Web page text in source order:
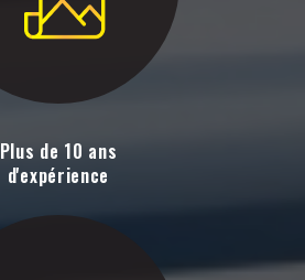
Plus de 10 ans
d'expérience